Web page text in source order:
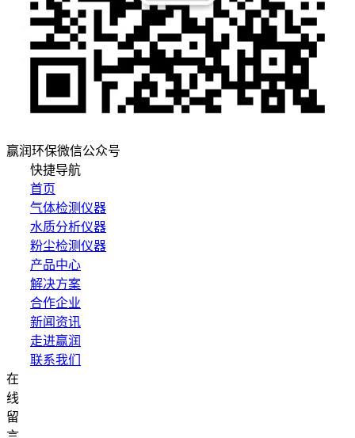
赢润环保微信公众号
快捷导航
首页
气体检测仪器
水质分析仪器
粉尘检测仪器
产品中心
解决方案
合作企业
新闻资讯
走进赢润
联系我们
在
线
留